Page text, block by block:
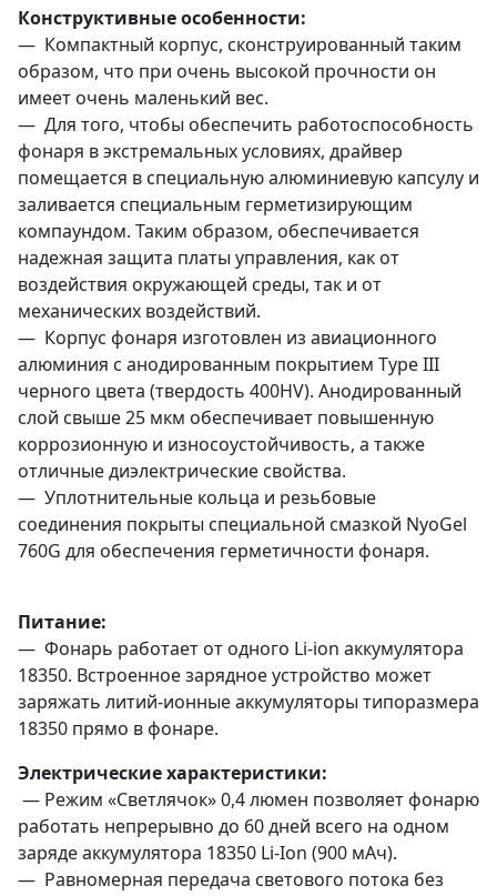
Конструктивные особенности:
— Компактный корпус, сконструированный таким
образом, что при очень высокой прочности он
имеет очень маленький вес.
— Для того, чтобы обеспечить работоспособность
фонаря в экстремальных условиях, драйвер
помещается в специальную алюминиевую капсулу и
заливается специальным герметизирующим
компаундом. Таким образом, обеспечивается
надежная защита платы управления, как от
воздействия окружающей среды, так и от
механических воздействий.
— Корпус фонаря изготовлен из авиационного
алюминия с анодированным покрытием Type III
черного цвета (твердость 400HV). Анодированный
слой свыше 25 мкм обеспечивает повышенную
коррозионную и износоустойчивость, а также
отличные диэлектрические свойства.
— Уплотнительные кольца и резьбовые
соединения покрыты специальной смазкой NyoGel
760G для обеспечения герметичности фонаря.
Питание:
— Фонарь работает от одного Li-ion аккумулятора
18350. Встроенное зарядное устройство может
заряжать литий-ионные аккумуляторы типоразмера
18350 прямо в фонаре.
Электрические характеристики:
— Режим «Светлячок» 0,4 люмен позволяет фонарю
работать непрерывно до 60 дней всего на одном
заряде аккумулятора 18350 Li-Ion (900 мАч).
— Равномерная передача светового потока без